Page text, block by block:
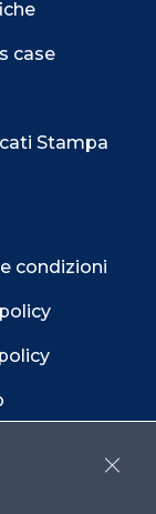
case
Stampa
condizioni